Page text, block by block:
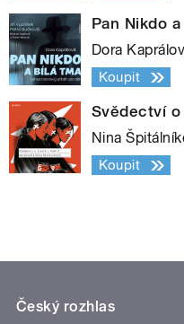
Pan Nikdo
Dora
Koupit
Svědectví o
Nina
Koupit
Český rozhlas